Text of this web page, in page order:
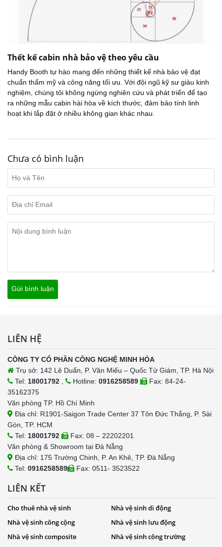
Thết kế cabin nhà bảo vệ theo yêu cầu
Handy Booth tự hào mang đến những thiết kế nhà bảo vệ đạt
chuẩn thẩm mỹ và công năng tối ưu. Với đội ngũ kỹ sư giàu kinh
nghiệm, chúng tôi không ngừng nghiên cứu và phát triển để tạo
ra những mẫu cabin hài hòa về kích thước, đảm bảo tính linh
hoạt khi lắp đặt ở nhiều không gian khác nhau.
Chưa có bình luận
LIÊN HỆ
CÔNG TY CỔ PHẦN CÔNG NGHỆ MINH HÒA
Trụ sở: 142 Lê Duẩn, P. Văn Miếu – Quốc Tử Giám, TP. Hà Nội
Tel: 18001792 Hotline: 0916258589
Fax: 84-24-
35162375
Văn phòng TP. Hồ Chí Minh
Địa chỉ: R1901-Saigon Trade Center 37 Tôn Đức Thắng, P. Sài
Gòn, TP. HCM
Tel: 18001792
Fax: 08 – 22202201
Văn phòng & Showroom tại Đà Nẵng
Địa chỉ: 175 Trường Chinh, P. An Khê, TP. Đà Nẵng
Tel: 0916258589 Fax: 0511- 3523522
LIÊN KẾT
Cho thuê nhà vệ sinh
Nhà vệ sinh di động
Nhà vệ sinh công cộng
Nhà vệ sinh lưu động
Nhà vệ sinh composite
Nhà vệ sinh công trường